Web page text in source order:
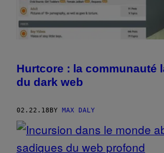
Hurtcore : la communauté
du dark web
02.22.18 BY MAX DALY